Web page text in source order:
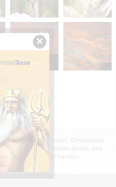
Nutzer hochgeladen. Directupload
Inhalt des dargestellten Bildes, wird
§2(3) unserer AGB handeln.
×